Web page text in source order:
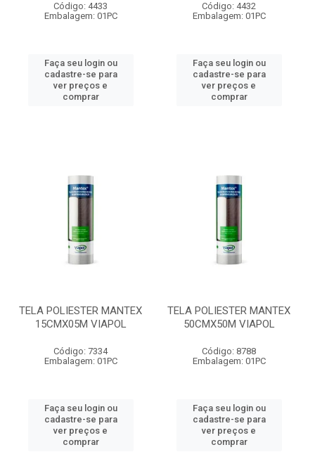
Código: 4433
Embalagem: 01PC
Faça seu login ou
cadastre-se para
ver preços e
comprar
Código: 4432
Embalagem: 01PC
Faça seu login ou
cadastre-se para
ver preços e
comprar
TELA POLIESTER MANTEX
15CMX05M VIAPOL
Código: 7334
Embalagem: 01PC
Faça seu login ou
cadastre-se para
ver preços e
comprar
TELA POLIESTER MANTEX
50CMX50M VIAPOL
Código: 8788
Embalagem: 01PC
Faça seu login ou
cadastre-se para
ver preços e
comprar